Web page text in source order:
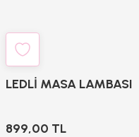
LEDLİ MASA LAMBASI
899,00 TL